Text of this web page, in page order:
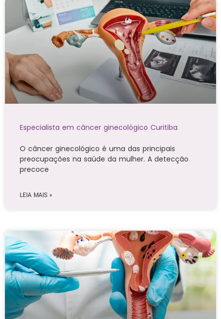
Especialista em câncer ginecológico Curitiba
O câncer ginecológico é uma das principais
preocupações na saúde da mulher. A detecção
precoce
LEIA MAIS »